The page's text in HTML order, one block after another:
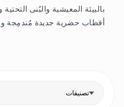
بالبيئة المعيشية والبُنى التحتية
أقطاب حضرية جديدة مُندمِجة